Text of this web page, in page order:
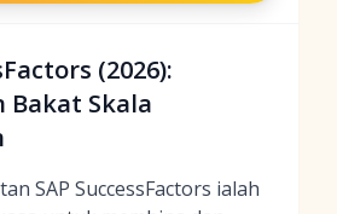
(2026):
Bakat Skala
SAP SuccessFactors ialah